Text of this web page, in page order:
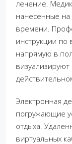
лечение.
нанесенные
времени.
инструкции по
напрямую в
Электронная
погружающие
отдыха.
виртуальных